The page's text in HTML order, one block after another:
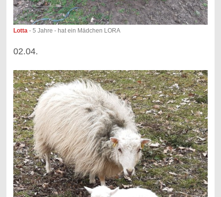
Lotta- 5 Jahre - hat ein Mädchen LORA
02.04.